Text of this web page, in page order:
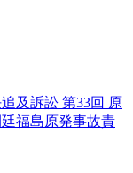
及訴訟 第33回 原
廷福島原発事故責